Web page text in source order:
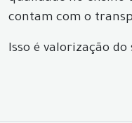
contam com o
Isso é valorização